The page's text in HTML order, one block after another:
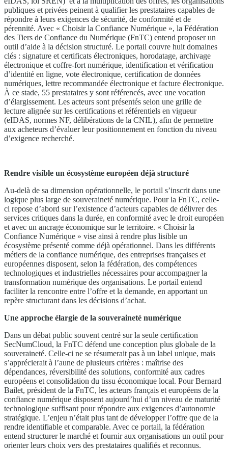
publiques et privées peinent à qualifier les prestataires capables de
répondre à leurs exigences de sécurité, de conformité et de
pérennité. Avec « Choisir la Confiance Numérique », la Fédération
des Tiers de Confiance du Numérique (FnTC) entend proposer un
outil d’aide à la décision structuré. Le portail couvre huit domaines
clés : signature et certificats électroniques, horodatage, archivage
électronique et coffre-fort numérique, identification et vérification
d’identité en ligne, vote électronique, certification de données
numériques, lettre recommandée électronique et facture électronique.
À ce stade, 55 prestataires y sont référencés, avec une vocation
d’élargissement. Les acteurs sont présentés selon une grille de
lecture alignée sur les certifications et référentiels en vigueur
(eIDAS, normes NF, délibérations de la CNIL), afin de permettre
aux acheteurs d’évaluer leur positionnement en fonction du niveau
d’exigence recherché.
Rendre visible un écosystème européen déjà structuré
Au-delà de sa dimension opérationnelle, le portail s’inscrit dans une
logique plus large de souveraineté numérique. Pour la FnTC, celle-
ci repose d’abord sur l’existence d’acteurs capables de délivrer des
services critiques dans la durée, en conformité avec le droit européen
et avec un ancrage économique sur le territoire. « Choisir la
Confiance Numérique » vise ainsi à rendre plus lisible un
écosystème présenté comme déjà opérationnel. Dans les différents
métiers de la confiance numérique, des entreprises françaises et
européennes disposent, selon la fédération, des compétences
technologiques et industrielles nécessaires pour accompagner la
transformation numérique des organisations. Le portail entend
faciliter la rencontre entre l’offre et la demande, en apportant un
repère structurant dans les décisions d’achat.
Une approche élargie de la souveraineté numérique
Dans un débat public souvent centré sur la seule certification
SecNumCloud, la FnTC défend une conception plus globale de la
souveraineté. Celle-ci ne se résumerait pas à un label unique, mais
s’apprécierait à l’aune de plusieurs critères : maîtrise des
dépendances, réversibilité des solutions, conformité aux cadres
européens et consolidation du tissu économique local. Pour Bernard
Bailet, président de la FnTC, les acteurs français et européens de la
confiance numérique disposent aujourd’hui d’un niveau de maturité
technologique suffisant pour répondre aux exigences d’autonomie
stratégique. L’enjeu n’était plus tant de développer l’offre que de la
rendre identifiable et comparable. Avec ce portail, la fédération
entend structurer le marché et fournir aux organisations un outil pour
orienter leurs choix vers des prestataires qualifiés et reconnus.